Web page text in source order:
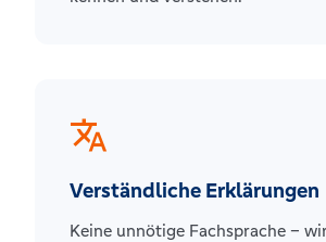
translate
Verständliche Erklärungen
Keine unnötige Fachsprache –